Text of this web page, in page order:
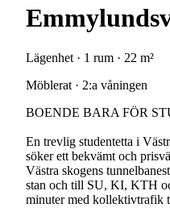
Lägenhet · 1 rum · 22 m²
Möblerat · 2:a våningen
BOENDE BARA FÖR
En trevlig studentetta i
söker ett bekvämt och
Västra skogens
stan och till SU, KI, KTH
minuter med kollektivtrafik